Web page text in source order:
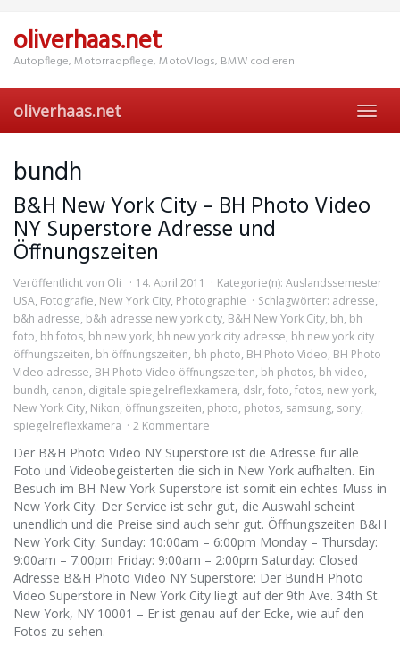
main
content
oliverhaas.net
Autopflege, Motorradpflege, MotoVlogs, BMW codieren
oliverhaas.net
bundh
B&H New York City – BH Photo Video
NY Superstore Adresse und
Öffnungszeiten
Veröffentlicht von Oli 14. April 2011 Kategorie(n): Auslandssemester
USA, Fotografie, New York City, Photographie Schlagwörter: adresse,
b&h adresse, b&h adresse new york city, B&H New York City, bh, bh
foto, bh fotos, bh new york, bh new york city adresse, bh new york city
öffnungszeiten, bh öffnungszeiten, bh photo, BH Photo Video, BH Photo
Video adresse, BH Photo Video öffnungszeiten, bh photos, bh video,
bundh, canon, digitale spiegelreflexkamera, dslr, foto, fotos, new york,
New York City, Nikon, öffnungszeiten, photo, photos, samsung, sony,
spiegelreflexkamera
2 Kommentare
Der B&H Photo Video NY Superstore ist die Adresse für alle
Foto und Videobegeisterten die sich in New York aufhalten. Ein
Besuch im BH New York Superstore ist somit ein echtes Muss in
New York City. Der Service ist sehr gut, die Auswahl scheint
unendlich und die Preise sind auch sehr gut. Öffnungszeiten B&H
New York City: Sunday: 10:00am – 6:00pm Monday – Thursday:
9:00am – 7:00pm Friday: 9:00am – 2:00pm Saturday: Closed
Adresse B&H Photo Video NY Superstore: Der BundH Photo
Video Superstore in New York City liegt auf der 9th Ave. 34th St.
New York, NY 10001 – Er ist genau auf der Ecke, wie auf den
Fotos zu sehen.